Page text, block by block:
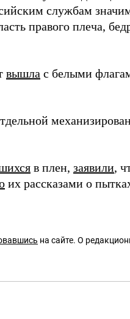
службам
правого плеча,
вышла с белыми
в плен, заявили,
их рассказами о
на сайте. О